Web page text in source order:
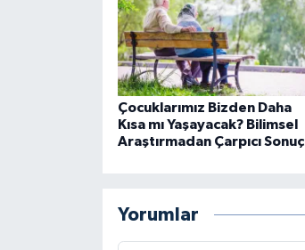
Çocuklarımız Bizden Daha
Kısa mı Yaşayacak? Bilimsel
Araştırmadan Çarpıcı Sonuç
Yorumlar